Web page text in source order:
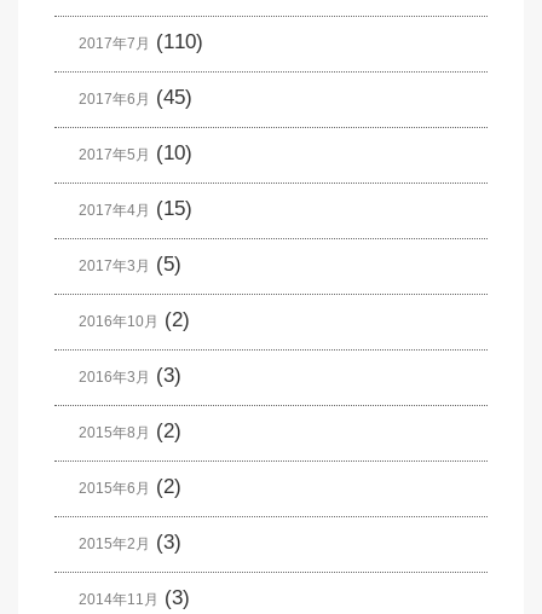
2017年7月 (110)
2017年6月 (45)
2017年5月 (10)
2017年4月 (15)
2017年3月 (5)
2016年10月 (2)
2016年3月 (3)
2015年8月 (2)
2015年6月 (2)
2015年2月 (3)
2014年11月 (3)